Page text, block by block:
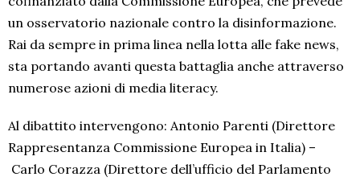
un osservatorio nazionale contro la disinformazione.
Rai da sempre in prima linea nella lotta alle fake news,
sta portando avanti questa battaglia anche attraverso
numerose azioni di media literacy.
Al dibattito intervengono: Antonio Parenti (Direttore
Rappresentanza Commissione Europea in Italia) –
Carlo Corazza (Direttore dell’ufficio del Parlamento